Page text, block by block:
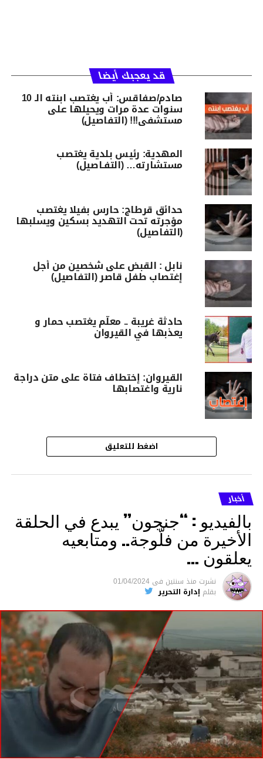
قد يعجبك أيضا
صادم/صفاقس: أب يغتصب ابنته الـ 10
سنوات عدة مرات ويحيلها على
مستشفى!!! (التفاصيل)
المهدية: رئيس بلدية يغتصب
مستشارته… (التفـاصيل)
حدائق قرطاج: حارس بفيلا يغتصب
مؤجرته تحت التهديد بسكين ويسلبها
(التفاصيل)
نابل : القبض على شخصين من أجل
إغتصاب طفل قاصر (التفاصيل)
حادثة غريبة .. معلّم يغتصب حمار و
يعذبها في القيروان
القيروان: إختطاف فتاة على متن دراجة
نارية واغتصابها
اضغط للتعليق
أخبار
بالفيديو : “جنجون” يبدع في الحلقة
الأخيرة من فلّوجة.. ومتابعيه
يعلقون …
نشرت منذ سنتين فى 01/04/2024
بقلم إدارة التحرير